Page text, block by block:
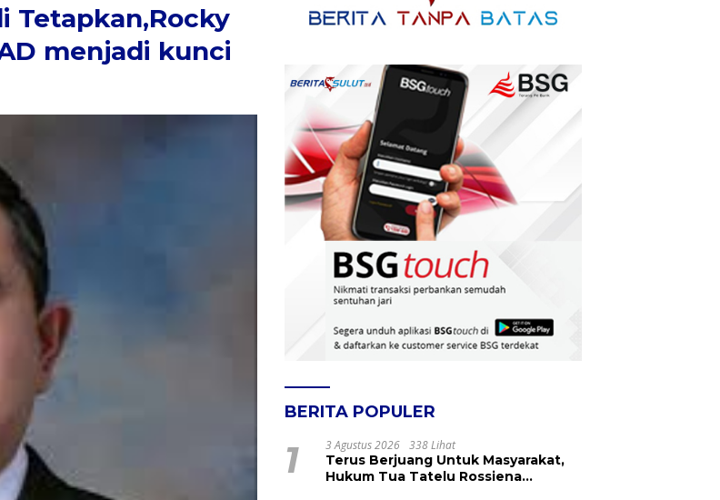
Tetapkan,Rocky
menjadi kunci
BERITA POPULER
1 3 Agustus 2026 338 Lihat
Terus Berjuang Untuk Masyarakat,
Hukum Tua Tatelu Rossiena